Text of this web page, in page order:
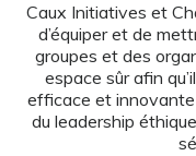
Caux Initiatives et
d’équiper et de
groupes et des
espace sûr afin
efficace et
du leadership